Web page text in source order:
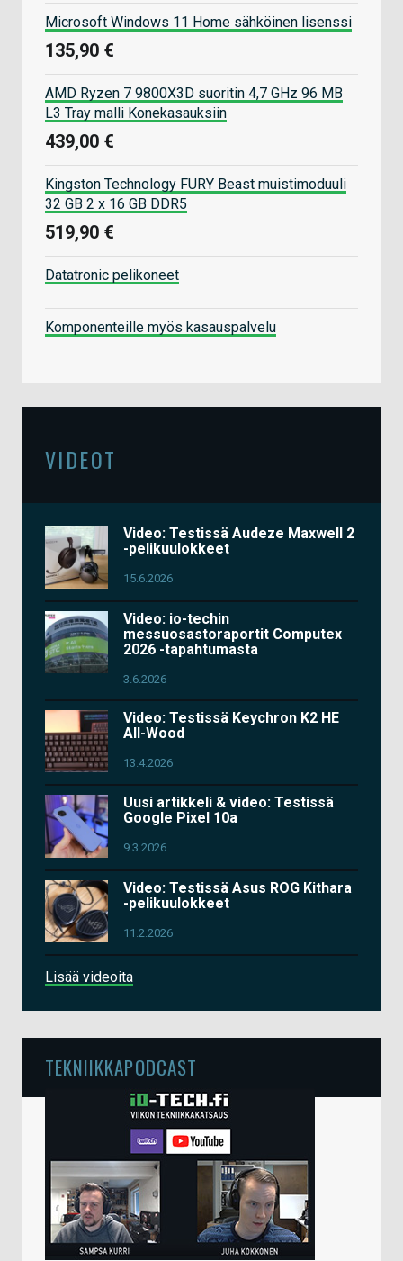
Microsoft Windows 11 Home sähköinen lisenssi
135,90 €
AMD Ryzen 7 9800X3D suoritin 4,7 GHz 96 MB
L3 Tray malli Konekasauksiin
439,00 €
Kingston Technology FURY Beast muistimoduuli
32 GB 2 x 16 GB DDR5
519,90 €
Datatronic pelikoneet
Komponenteille myös kasauspalvelu
VIDEOT
Video: Testissä Audeze Maxwell 2
-pelikuulokkeet
15.6.2026
Video: io-techin
messuosastoraportit Computex
2026 -tapahtumasta
3.6.2026
Video: Testissä Keychron K2 HE
All-Wood
13.4.2026
Uusi artikkeli & video: Testissä
Google Pixel 10a
9.3.2026
Video: Testissä Asus ROG Kithara
-pelikuulokkeet
11.2.2026
Lisää videoita
TEKNIIKKAPODCAST